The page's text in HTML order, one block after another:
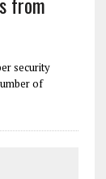
security
of